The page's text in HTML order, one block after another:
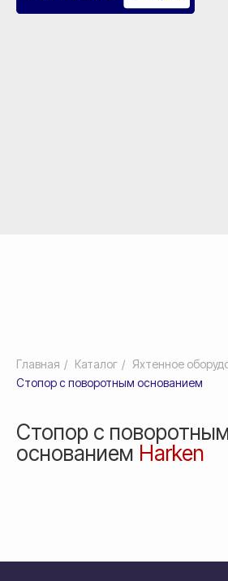
Главная / Каталог / Яхтенное
Стопор с поворотным основанием
Стопор с
основанием Harken